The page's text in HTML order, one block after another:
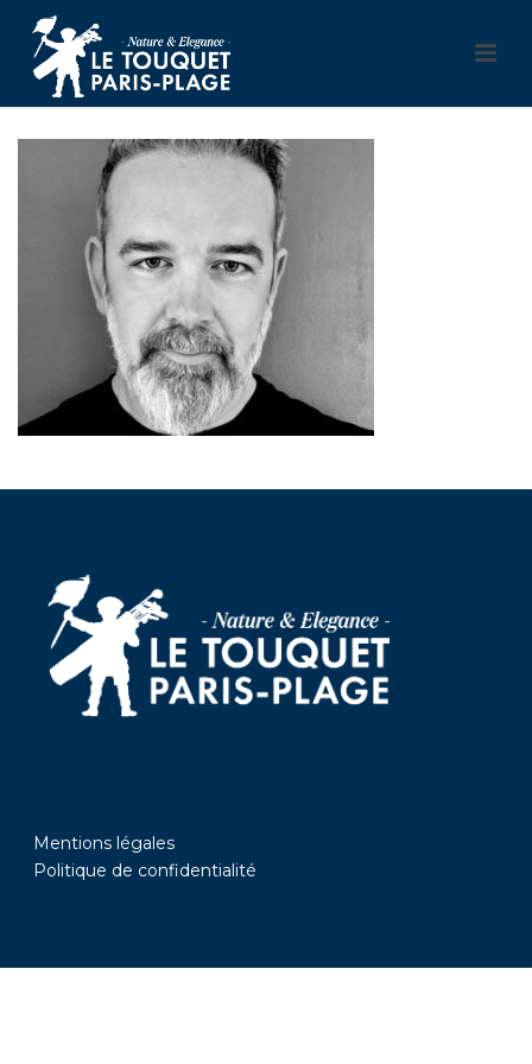
Mentions légales
Politique de confidentialité